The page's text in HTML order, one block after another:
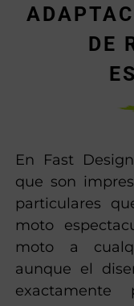
DE
En Fast
que son
particulares
moto
moto a
aunque el